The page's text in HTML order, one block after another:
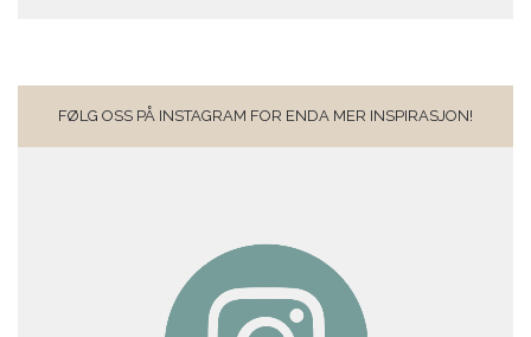
FØLG OSS PÅ INSTAGRAM FOR ENDA MER INSPIRASJON!